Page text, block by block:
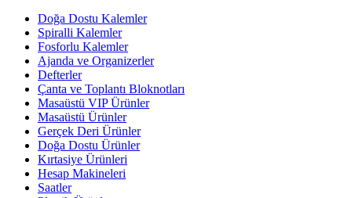
Doğa Dostu Kalemler
Spiralli Kalemler
Fosforlu Kalemler
Ajanda ve Organizerler
Defterler
Çanta ve Toplantı Bloknotları
Masaüstü VIP Ürünler
Masaüstü Ürünler
Gerçek Deri Ürünler
Doğa Dostu Ürünler
Kırtasiye Ürünleri
Hesap Makineleri
Saatler